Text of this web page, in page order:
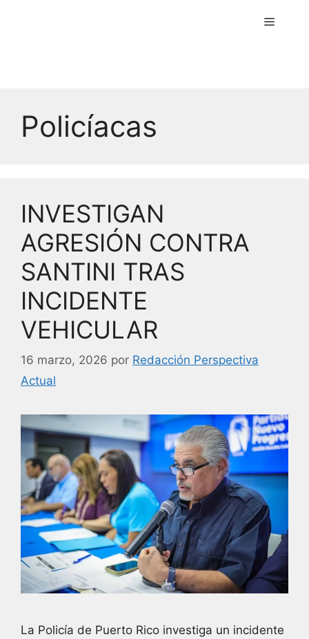
Menú
Policíacas
INVESTIGAN
AGRESIÓN CONTRA
SANTINI TRAS
INCIDENTE
VEHICULAR
16 marzo, 2026 por Redacción Perspectiva
Actual
La Policía de Puerto Rico investiga un incidente